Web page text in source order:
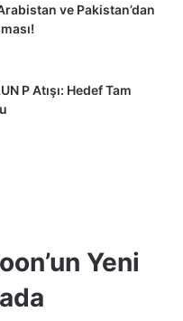
ve Pakistan’dan
P Atışı: Hedef Tam